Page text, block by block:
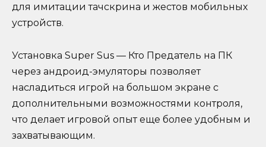
для имитации тачскрина и жестов мобильных
устройств.
Установка Super Sus — Кто Предатель на ПК
через андроид-эмуляторы позволяет
насладиться игрой на большом экране с
дополнительными возможностями контроля,
что делает игровой опыт еще более удобным и
захватывающим.